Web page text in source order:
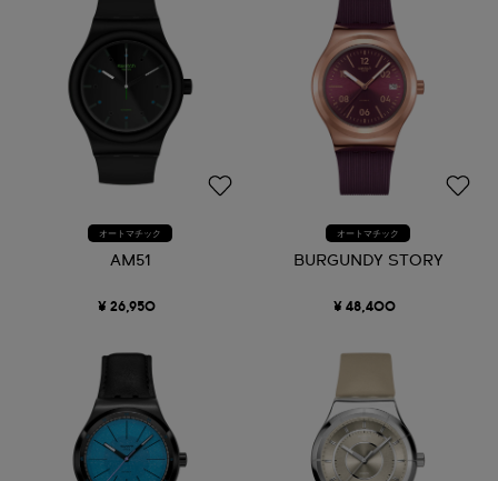
オートマチック
AM51
¥ 26,950
オートマチック
BURGUNDY STORY
¥ 48,400